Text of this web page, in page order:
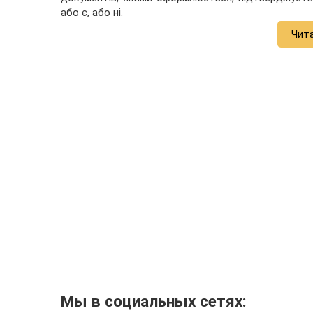
або є, або ні.
Мы в социальных сетях: